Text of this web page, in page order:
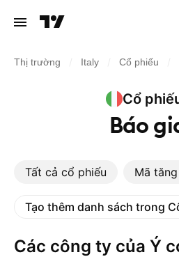
Thị trường Italy Cổ phiếu
Cổ
Báo
Tất cả cổ phiếu Mã
Tạo thêm danh sách trong
Các công ty của Ý có sẵn nhiều